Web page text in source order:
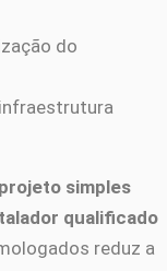
do
projeto simples
qualificado
reduz a